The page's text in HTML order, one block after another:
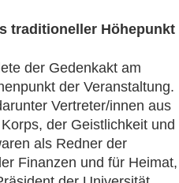
traditioneller Höhepunkt
der Gedenkakt am
der Veranstaltung.
Vertreter/innen aus
der Geistlichkeit und
als Redner der
Finanzen und für Heimat,